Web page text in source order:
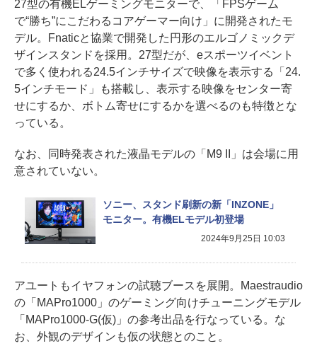
27型の有機ELゲーミングモニターで、「FPSゲーム
で“勝ち”にこだわるコアゲーマー向け」に開発されたモ
デル。Fnaticと協業で開発した円形のエルゴノミックデ
ザインスタンドを採用。27型だが、eスポーツイベント
で多く使われる24.5インチサイズで映像を表示する「24.
5インチモード」も搭載し、表示する映像をセンター寄
せにするか、ボトム寄せにするかを選べるのも特徴とな
っている。
なお、同時発表された液晶モデルの「M9 II」は会場に用
意されていない。
ソニー、スタンド刷新の新「INZONE」
モニター。有機ELモデル初登場
2024年9月25日 10:03
アユートもイヤフォンの試聴ブースを展開。Maestraudio
の「MAPro1000」のゲーミング向けチューニングモデル
「MAPro1000-G(仮)」の参考出品を行なっている。な
お、外観のデザインも仮の状態とのこと。